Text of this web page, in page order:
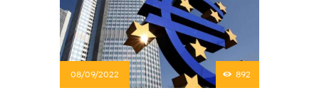
08/09/2022 892